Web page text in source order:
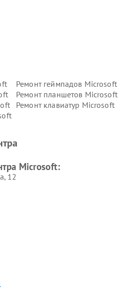
Ремонт геймпадов Microsoft
Ремонт планшетов Microsoft
Ремонт клавиатур Microsoft
Microsoft:
12